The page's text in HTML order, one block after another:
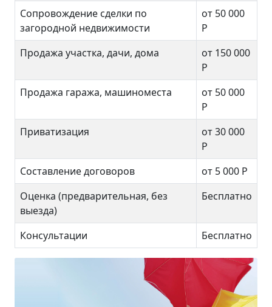
Сопровождение сделки по
загородной недвижимости
от 50 000
Р
Продажа участка, дачи, дома
от 150 000
Р
Продажа гаража, машиноместа
от 50 000
Р
Приватизация
от 30 000
Р
Составление договоров
от 5 000 Р
Оценка (предварительная, без
выезда)
Бесплатно
Консультации Бесплатно